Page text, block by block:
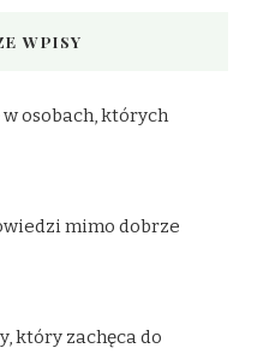
WPISY
osobach, których
mimo dobrze
który zachęca do